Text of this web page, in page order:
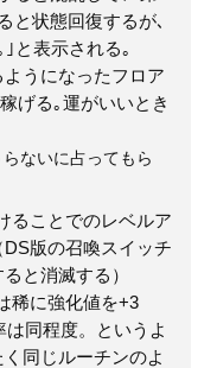
と状態回復するが､
と表示される｡
うになったフロア
げる｡運がいいとき
ないに占ってもら
ることでのレベルア
版の召喚スイッチ
と消滅する）
稀に強化値を+3
は同程度。というよ
同じルーチンのよ